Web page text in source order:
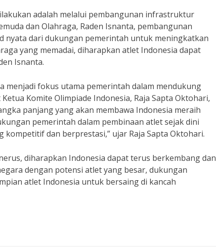
adalah melalui pembangunan infrastruktur
dan Olahraga, Raden Isnanta, pembangunan
nyata dari dukungan pemerintah untuk meningkatkan
yang memadai, diharapkan atlet Indonesia dapat
Isnanta.
menjadi fokus utama pemerintah dalam mendukung
Komite Olimpiade Indonesia, Raja Sapta Oktohari,
panjang yang akan membawa Indonesia meraih
pemerintah dalam pembinaan atlet sejak dini
dan berprestasi,” ujar Raja Sapta Oktohari.
diharapkan Indonesia dapat terus berkembang dan
dengan potensi atlet yang besar, dukungan
atlet Indonesia untuk bersaing di kancah